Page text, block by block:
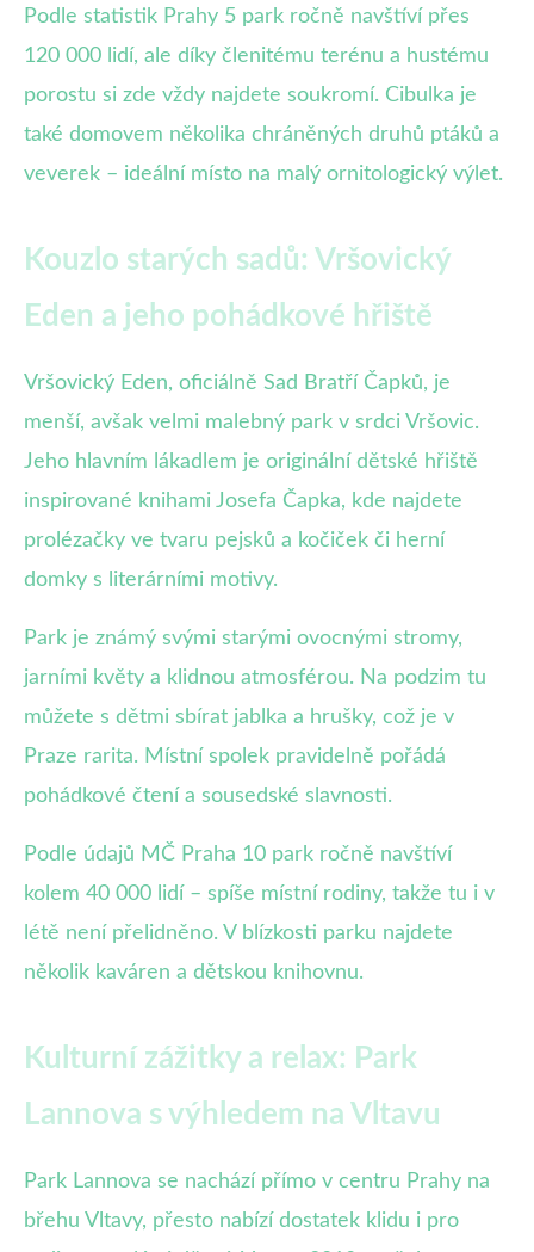
Podle statistik Prahy 5 park ročně navštíví přes
120 000 lidí, ale díky členitému terénu a hustému
porostu si zde vždy najdete soukromí. Cibulka je
také domovem několika chráněných druhů ptáků a
veverek – ideální místo na malý ornitologický výlet.
Kouzlo starých sadů: Vršovický
Eden a jeho pohádkové hřiště
Vršovický Eden, oficiálně Sad Bratří Čapků, je
menší, avšak velmi malebný park v srdci Vršovic.
Jeho hlavním lákadlem je originální dětské hřiště
inspirované knihami Josefa Čapka, kde najdete
prolézačky ve tvaru pejsků a kočiček či herní
domky s literárními motivy.
Park je známý svými starými ovocnými stromy,
jarními květy a klidnou atmosférou. Na podzim tu
můžete s dětmi sbírat jablka a hrušky, což je v
Praze rarita. Místní spolek pravidelně pořádá
pohádkové čtení a sousedské slavnosti.
Podle údajů MČ Praha 10 park ročně navštíví
kolem 40 000 lidí – spíše místní rodiny, takže tu i v
létě není přelidněno. V blízkosti parku najdete
několik kaváren a dětskou knihovnu.
Kulturní zážitky a relax: Park
Lannova s výhledem na Vltavu
Park Lannova se nachází přímo v centru Prahy na
břehu Vltavy, přesto nabízí dostatek klidu i pro